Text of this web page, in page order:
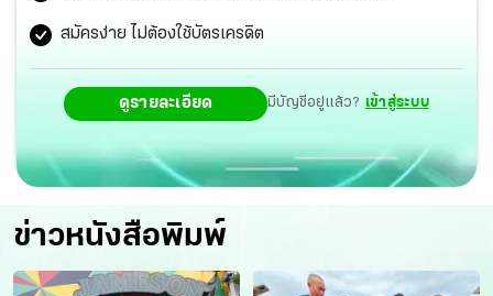
สมัครง่าย ไม่ต้องใช้บัตรเครดิต
ดูรายละเอียด มีบัญชีอยู่แล้ว? เข้าสู่ระบบ
ข่าวหนังสือพิมพ์